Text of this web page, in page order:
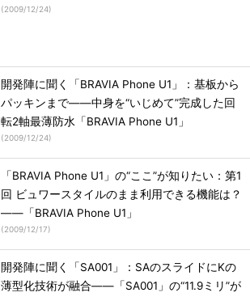
(2009/12/24)
開発陣に聞く「BRAVIA Phone U1」：基板から
パッキンまで――中身を“いじめて”完成した回
転2軸最薄防水「BRAVIA Phone U1」
(2009/12/24)
「BRAVIA Phone U1」の“ここ”が知りたい：第1
回 ビュワースタイルのまま利用できる機能は？
――「BRAVIA Phone U1」
(2009/12/17)
開発陣に聞く「SA001」：SAのスライドにKの
薄型化技術が融合――「SA001」の“11.9ミリ”が